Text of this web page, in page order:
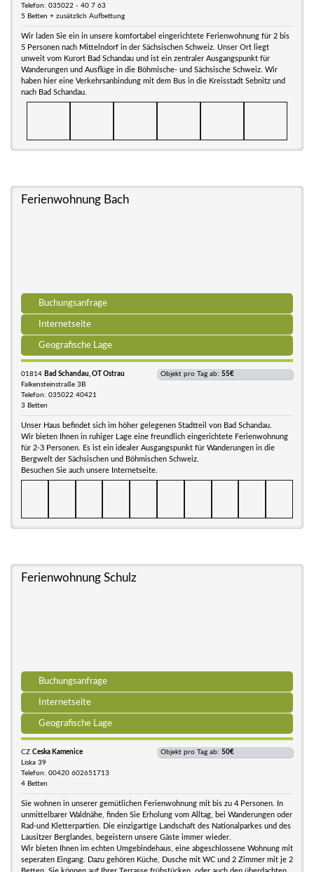
Telefon: 035022 - 40 7 63
5 Betten + zusätzlich Aufbettung
Wir laden Sie ein in unsere komfortabel eingerichtete Ferienwohnung für 2 bis
5 Personen nach Mittelndorf in der Sächsischen Schweiz. Unser Ort liegt
unweit vom Kurort Bad Schandau und ist ein zentraler Ausgangspunkt für
Wanderungen und Ausflüge in die Böhmische- und Sächsische Schweiz. Wir
haben hier eine Verkehrsanbindung mit dem Bus in die Kreisstadt Sebnitz und
nach Bad Schandau.
Ferienwohnung Bach
Buchungsanfrage
Internetseite
Geografische Lage
01814 Bad Schandau, OT Ostrau
Falkensteinstraße 3B
Telefon: 035022 40421
3 Betten
Objekt pro Tag ab: 55€
Unser Haus befindet sich im höher gelegenen Stadtteil von Bad Schandau.
Wir bieten Ihnen in ruhiger Lage eine freundlich eingerichtete Ferienwohnung
für 2-3 Personen. Es ist ein idealer Ausgangspunkt für Wanderungen in die
Bergwelt der Sächsischen und Böhmischen Schweiz.
Besuchen Sie auch unsere Internetseite.
Ferienwohnung Schulz
Buchungsanfrage
Internetseite
Geografische Lage
CZ Ceska Kamenice
Liska 39
Telefon: 00420 602651713
4 Betten
Objekt pro Tag ab: 50€
Sie wohnen in unserer gemütlichen Ferienwohnung mit bis zu 4 Personen. In
unmittelbarer Waldnähe, finden Sie Erholung vom Alltag, bei Wanderungen oder
Rad-und Kletterpartien. Die einzigartige Landschaft des Nationalparkes und des
Lausitzer Berglandes, begeistern unsere Gäste immer wieder.
Wir bieten Ihnen im echten Umgebindehaus, eine abgeschlossene Wohnung mit
seperaten Eingang. Dazu gehören Küche, Dusche mit WC und 2 Zimmer mit je 2